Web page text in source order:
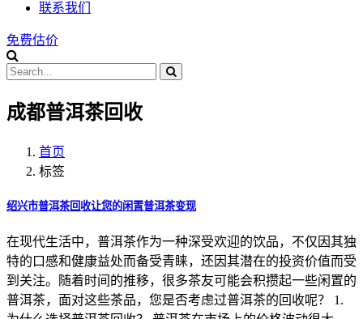
联系我们
免费估价
成都普洱茶回收
首页
标签
绍兴市普洱茶回收让您的闲置普洱茶变现
在现代生活中，普洱茶作为一种深受欢迎的饮品，不仅因其独
特的口感和健康益处而备受青睐，还因其潜在的投资价值而受
到关注。随着时间的推移，很多茶友可能会积攒起一些闲置的
普洱茶，面对这些茶品，您是否考虑过普洱茶的回收呢？ 1.